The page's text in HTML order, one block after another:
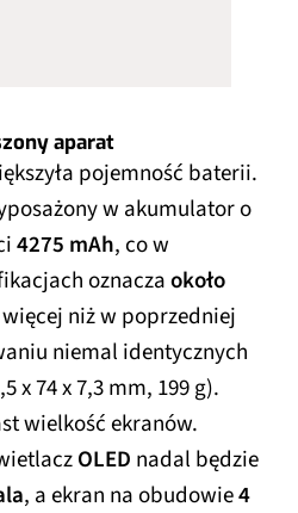
aparat
pojemność baterii.
w akumulator o
4275 mAh, co w
oznaczaokoło
więcej niż w poprzedniej
niemal identycznych
x 74 x 7,3 mm, 199 g).
wielkość ekranów.
OLED nadal będzie
, a ekran na obudowie4